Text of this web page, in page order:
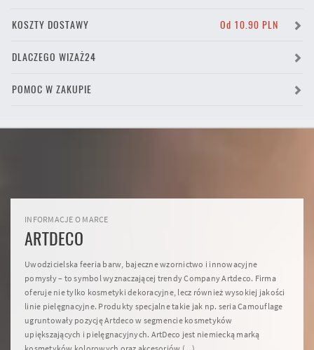
KOSZTY DOSTAWY Od 10.90 PLN
DLACZEGO WIZAŻ24
POMOC W ZAKUPIE
INFORMACJE O MARCE
ARTDECO
Uwodzicielska feeria barw, bajeczne wzornictwo i innowacyjne
pomysły – to symbol wyznaczającej trendy Company Artdeco. Firma
oferuje nie tylko kosmetyki dekoracyjne, lecz również wysokiej jakości
linie pielęgnacyjne. Produkty specjalne takie jak np. seria Camouflage
ugruntowały pozycję Artdeco w segmencie kosmetyków
upiększających i pielęgnacyjnych. ArtDeco jest niemiecką marką